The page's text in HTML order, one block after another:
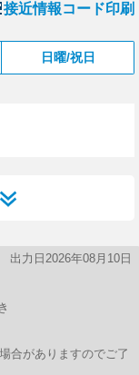
接近情報コード印刷
日曜/祝日
出力日2026年08月10日
合がありますのでご了